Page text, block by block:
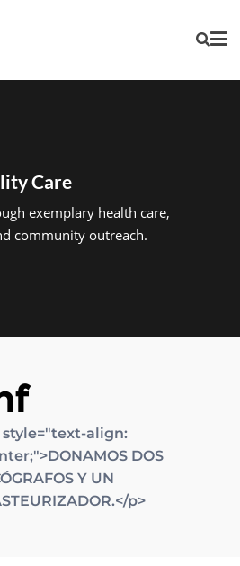
Care
exemplary health care,
community outreach.
style="text-align:
DOS
Y UN
p>